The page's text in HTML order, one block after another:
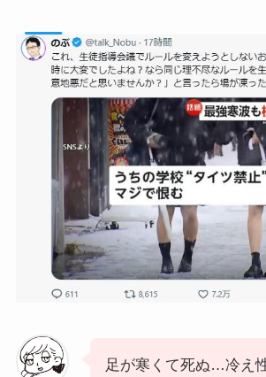
足が寒くて死ぬ…冷え